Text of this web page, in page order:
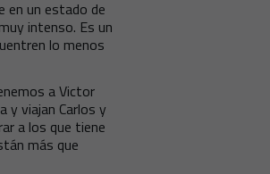
en un estado de
intenso. Es un
lo menos
a Victor
y viajan Carlos y
a los que tiene
más que